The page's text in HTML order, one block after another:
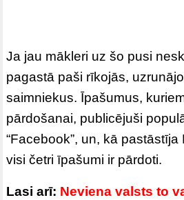
Ja jau mākleri uz šo pusi
pagastā paši rīkojās,
saimniekus. Īpašumus,
pārdošanai, publicējuši
“Facebook”, un, kā
visi četri īpašumi ir pārdoti.
Lasi arī: Neviena valsts to